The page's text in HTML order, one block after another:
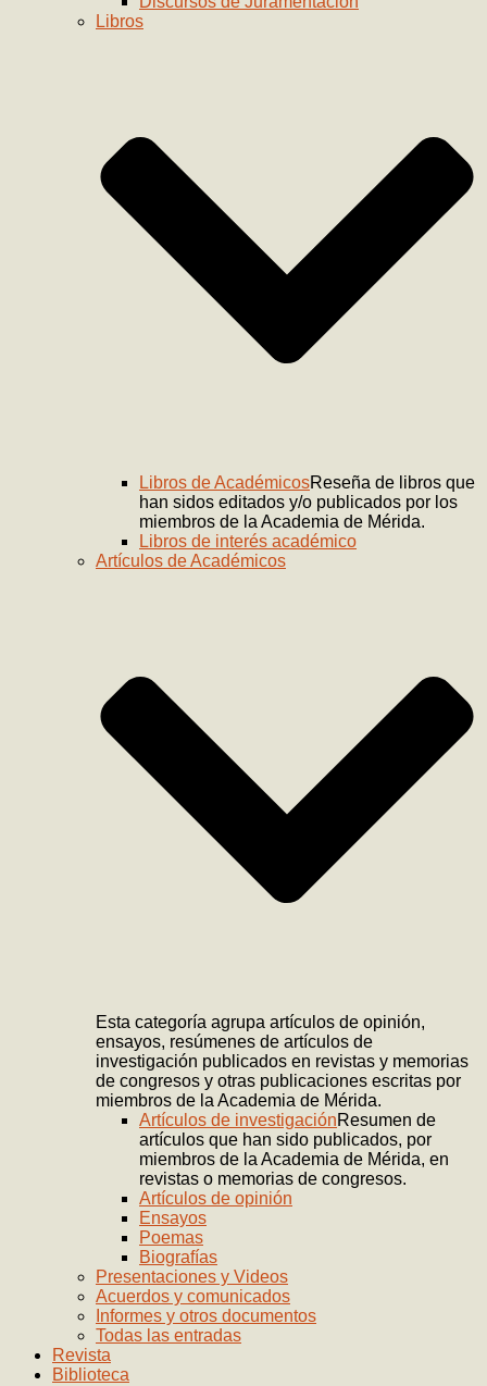
Libros
Libros de AcadémicosReseña de libros que
han sidos editados y/o publicados por los
miembros de la Academia de Mérida.
Libros de interés académico
Artículos de Académicos
Esta categoría agrupa artículos de opinión,
ensayos, resúmenes de artículos de
investigación publicados en revistas y memorias
de congresos y otras publicaciones escritas por
miembros de la Academia de Mérida.
Artículos de investigaciónResumen de
artículos que han sido publicados, por
miembros de la Academia de Mérida, en
revistas o memorias de congresos.
Artículos de opinión
Ensayos
Poemas
Biografías
Presentaciones y Videos
Acuerdos y comunicados
Informes y otros documentos
Todas las entradas
Revista
Biblioteca